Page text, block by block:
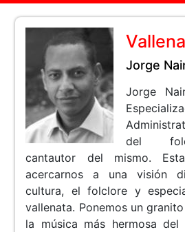
Jorge
Jorge
del
cantautor del mismo.
acercarnos a una visión
cultura, el folclore y
vallenata. Ponemos un
la música más hermosa del